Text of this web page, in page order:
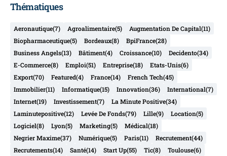
Thématiques
Aeronautique(7) Agroalimentaire(5) Augmentation De Capital(11)
Biopharmaceutique(5) Bordeaux(8) BpiFrance(28)
Business Angels(13) Bâtiment(4) Croissance(10) Decidento(34)
E-Commerce(8) Emploi(51) Entreprise(18) Etats-Unis(6)
Export(70) Featured(4) France(14) French Tech(45)
Immobilier(11) Informatique(15) Innovation(36) International(7)
Internet(19) Investissement(7) La Minute Positive(34)
Laminutepositive(12) Levée De Fonds(79) Lille(9) Location(5)
Logiciel(8) Lyon(5) Marketing(5) Médical(18)
Negrier Maxime(37) Numérique(5) Paris(11) Recrutement(44)
Recrutements(14) Santé(14) Start Up(55) Tic(8) Toulouse(6)